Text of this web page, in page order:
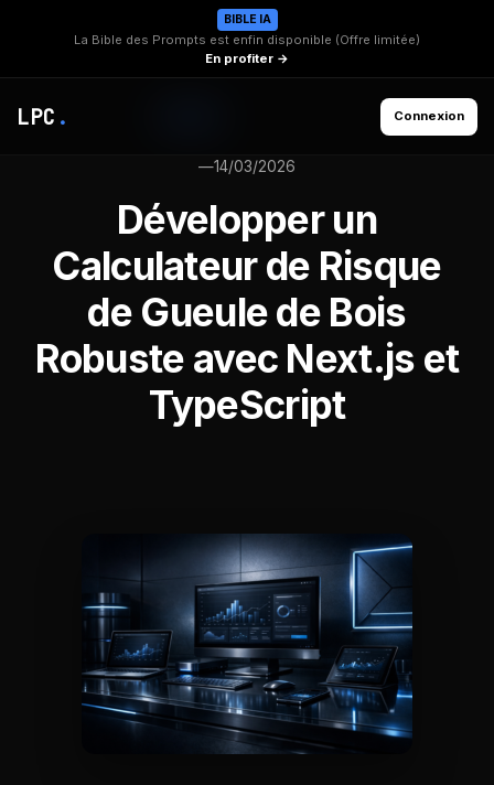
BIBLE IA
La Bible des Prompts est enfin disponible (Offre limitée)
En profiter →
LPC . Connexion
—14/03/2026
Développer un
Calculateur de Risque
de Gueule de Bois
Robuste avec Next.js et
TypeScript